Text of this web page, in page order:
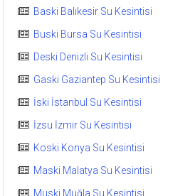
Baski Balıkesir Su Kesintisi
Buski Bursa Su Kesintisi
Deski Denizli Su Kesintisi
Gaski Gaziantep Su Kesintisi
İski İstanbul Su Kesintisi
İzsu İzmir Su Kesintisi
Koski Konya Su Kesintisi
Maski Malatya Su Kesintisi
Muski Muğla Su Kesintisi